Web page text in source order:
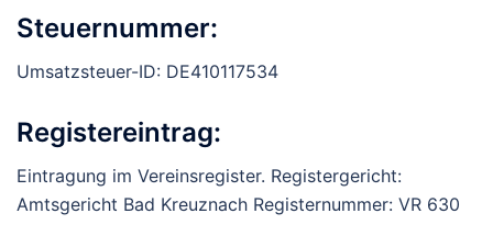
Steuernummer:
Umsatzsteuer-ID: DE410117534
Registereintrag:
Eintragung im Vereinsregister. Registergericht:
Amtsgericht Bad Kreuznach Registernummer: VR 630